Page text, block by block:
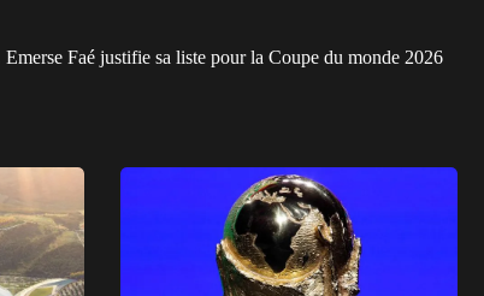
Faé justifie sa liste pour la Coupe du monde 2026